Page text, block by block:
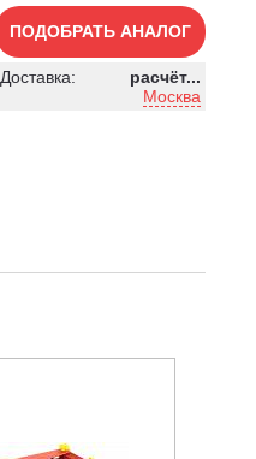
ПОДОБРАТЬ АНАЛОГ
Доставка:
расчёт...
Москва